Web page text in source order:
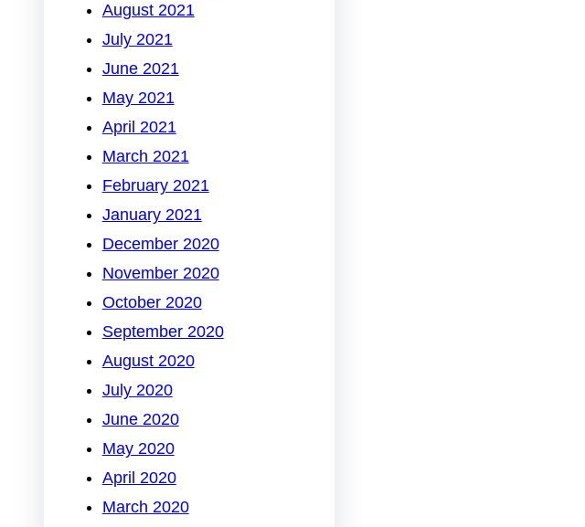
August 2021
July 2021
June 2021
May 2021
April 2021
March 2021
February 2021
January 2021
December 2020
November 2020
October 2020
September 2020
August 2020
July 2020
June 2020
May 2020
April 2020
March 2020